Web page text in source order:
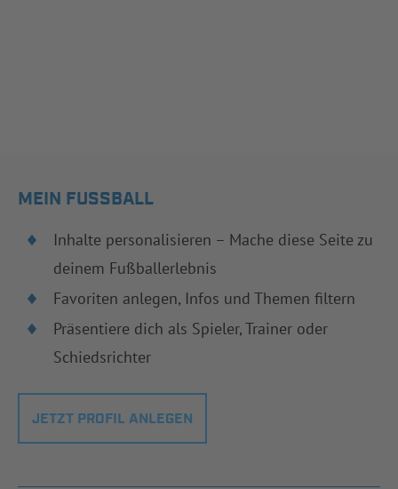
MEIN FUSSBALL
Inhalte personalisieren – Mache diese Seite zu
deinem Fußballerlebnis
Favoriten anlegen, Infos und Themen filtern
Präsentiere dich als Spieler, Trainer oder
Schiedsrichter
JETZT PROFIL ANLEGEN